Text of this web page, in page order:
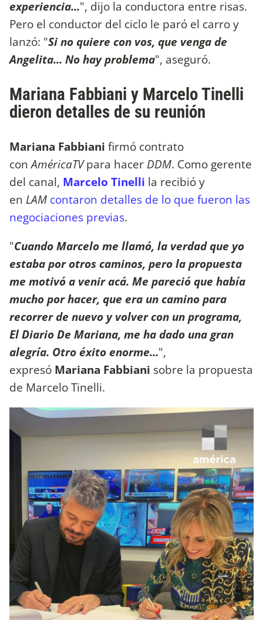
experiencia...", dijo la conductora entre risas.
Pero el conductor del ciclo le paró el carro y
lanzó: "Si no quiere con vos, que venga de
Angelita... No hay problema", aseguró.
Mariana Fabbiani y Marcelo Tinelli
dieron detalles de su reunión
Mariana Fabbiani firmó contrato
conAméricaTVpara hacer DDM. Como gerente
del canal, Marcelo Tinelli la recibió y
en LAM contaron detalles de lo que fueron las
negociaciones previas.
"Cuando Marcelo me llamó, la verdad que yo
estaba por otros caminos, pero la propuesta
me motivó a venir acá. Me pareció que había
mucho por hacer, que era un camino para
recorrer de nuevo y volver con un programa,
El Diario De Mariana, me ha dado una gran
alegría. Otro éxito enorme...",
expresó Mariana Fabbiani sobre la propuesta
de Marcelo Tinelli.